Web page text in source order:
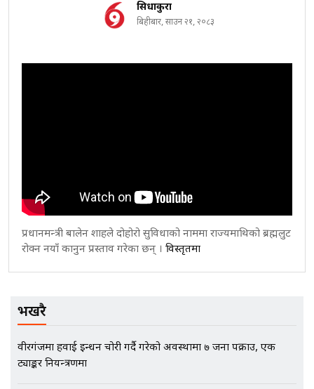
सिधाकुरा
बिहीबार, साउन २१, २०८३
प्रधानमन्त्री बालेन शाहले दोहोरो सुविधाको नाममा राज्यमाथिको ब्रह्मलुट
रोक्न नयाँ कानुन प्रस्ताव गरेका छन् । विस्तृतमा
भर्खरै
वीरगंजमा हवाई इन्धन चोरी गर्दै गरेको अवस्थामा ७ जना पक्राउ, एक
ट्याङ्कर नियन्त्रणमा